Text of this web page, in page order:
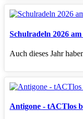
Schulradeln 2026
Auch dieses Jahr
Antigone - tACTlos